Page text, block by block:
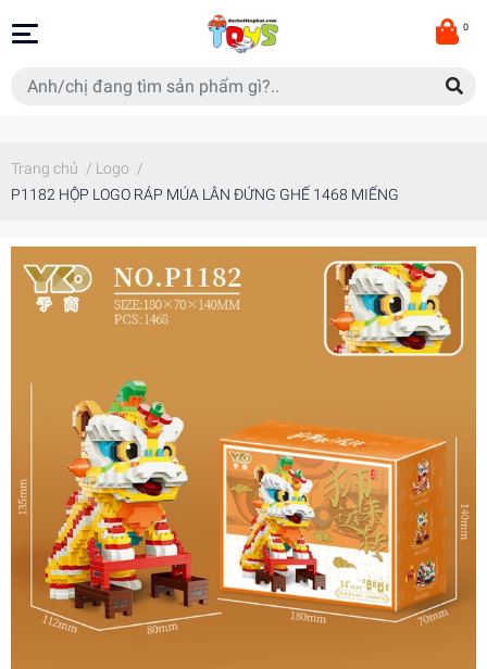
0
Trang chủ / Logo /
P1182 HỘP LOGO RÁP MÚA LÂN ĐỨNG GHẾ 1468 MIẾNG